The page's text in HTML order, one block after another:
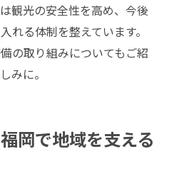
観光の安全性を高め、今後
れる体制を整えています。
の取り組みについてもご紹
みに。
岡で地域を支える